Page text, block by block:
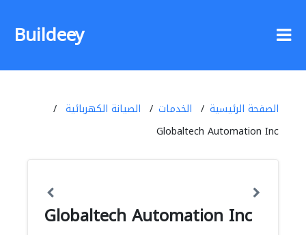
Buildeey
الصفحة الرئيسية الخدمات
الصيانة الكهربائية
Globaltech Automation Inc
Globaltech Automation Inc